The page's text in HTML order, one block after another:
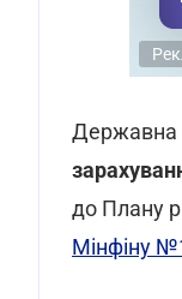
Державна
до Плану
Мінфіну